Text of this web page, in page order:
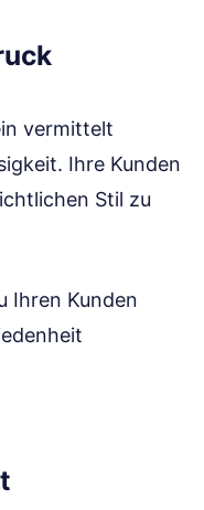
vermittelt
Ihre Kunden
Stil zu
Ihren Kunden